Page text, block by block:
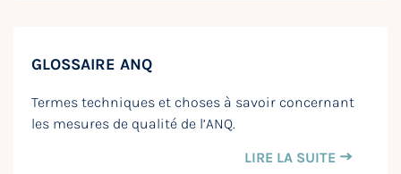
GLOSSAIRE ANQ
Termes techniques et choses à savoir concernant
les mesures de qualité de l’ANQ.
LIRE LA SUITE